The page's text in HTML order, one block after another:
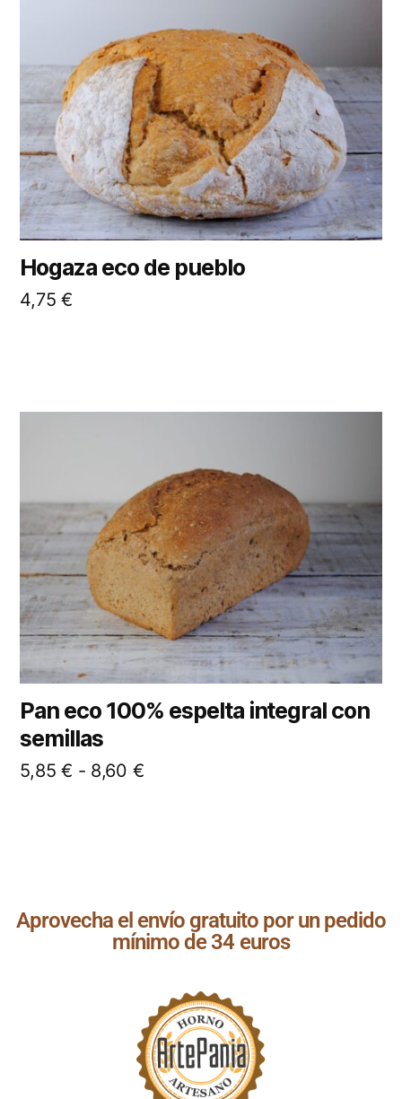
Hogaza eco de pueblo
4,75€
Pan eco 100% espelta integral con
semillas
5,85€ - 8,60 €
Aprovecha el envío gratuito por un pedido
mínimo de 34 euros